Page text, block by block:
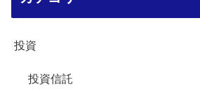
投資
投資信託